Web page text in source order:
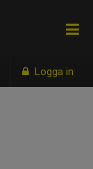
Logga in